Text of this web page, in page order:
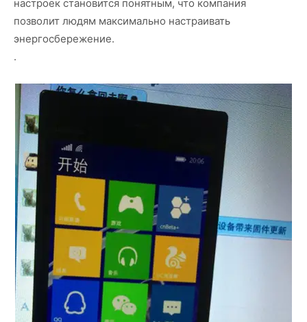
настроек становится понятным, что компания
позволит людям максимально настраивать
энергосбережение.
.